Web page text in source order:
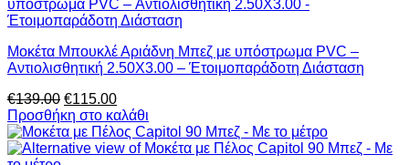
Μοκέτα Μπουκλέ Αριάδνη Μπεζ με υπόστρωμα PVC –
Αντιολισθητική 2.50Χ3.00 – Έτοιμοπαράδοτη Διάσταση
€139.00 Original
price
was:
€139.00.
€115.00Η
τρέχουσα
τιμή
είναι:
Προσθήκη στο καλάθι